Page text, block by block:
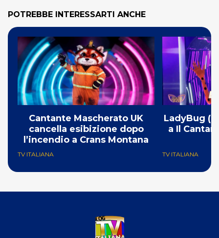
POTREBBE INTERESSARTI ANCHE
Cantante Mascherato UK
cancella esibizione dopo
l’incendio a Crans Montana
TV ITALIANA
LadyBug
a Il
TV ITALIANA